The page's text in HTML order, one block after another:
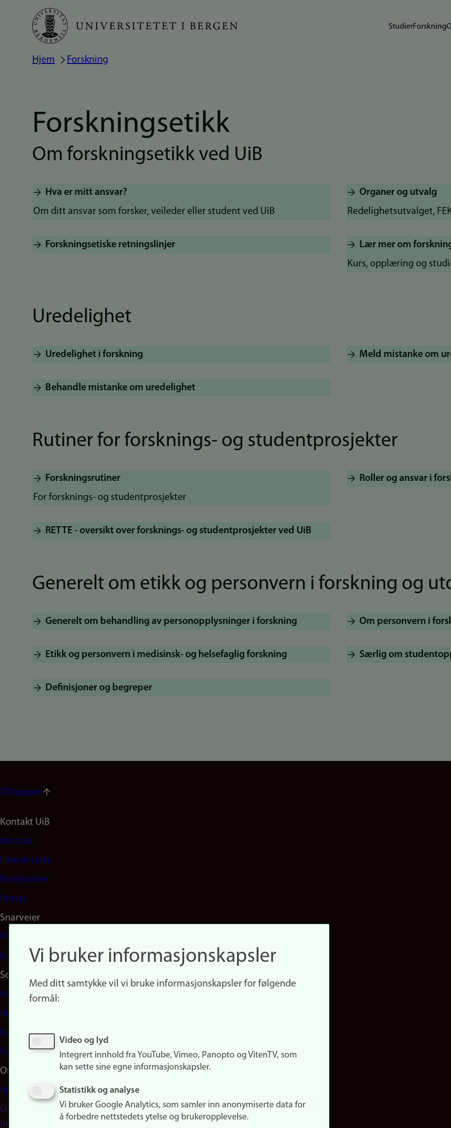
Hopp
hovedinnhold
StudierForskning
Navigasjonssti
Hjem Forskning
Forskningsetikk
Om forskningsetikk ved UiB
Hva er mitt ansvar?
Om ditt ansvar som forsker, veileder eller student ved UiB
Organer og utvalg
Redelighetsutvalget,
Forskningsetiske retningslinjer
Lær mer om
Kurs, opplæring og
Uredelighet
Uredelighet i forskning Meld mistanke om
Behandle mistanke om uredelighet
Rutiner for forsknings- og studentprosjekter
Forskningsrutiner
For forsknings- og studentprosjekter
Roller og ansvar i
RETTE - oversikt over forsknings- og studentprosjekter ved UiB
Generelt om etikk og personvern i forskning og
Generelt om behandling av personopplysninger i forskning Om personvern i
Etikk og personvern i medisinsk- og helsefaglig forskning Særlig om
Definisjoner og begreper
Til toppen
Footer
navigation
(no)
Kontakt UiB
Kontakt
Finn ansatte
Finn forsker
Presse
Snarveier
Finn studier
Ledige stillinger
Sosiale medier
Facebook
Instagram
LinkedIn
Snapchat
Om nettstedet
Informasjonskapsler
Oppdater samtykke
(informasjonskapsler)
Vi bruker informasjonskapsler
Med ditt samtykke vil vi bruke informasjonskapsler for følgende
formål:
Video og lyd
Integrert innhold fra YouTube, Vimeo, Panopto og VitenTV, som
kan sette sine egne informasjonskapsler.
Statistikk og analyse
Vi bruker Google Analytics, som samler inn anonymiserte data for
å forbedre nettstedets ytelse og brukeropplevelse.